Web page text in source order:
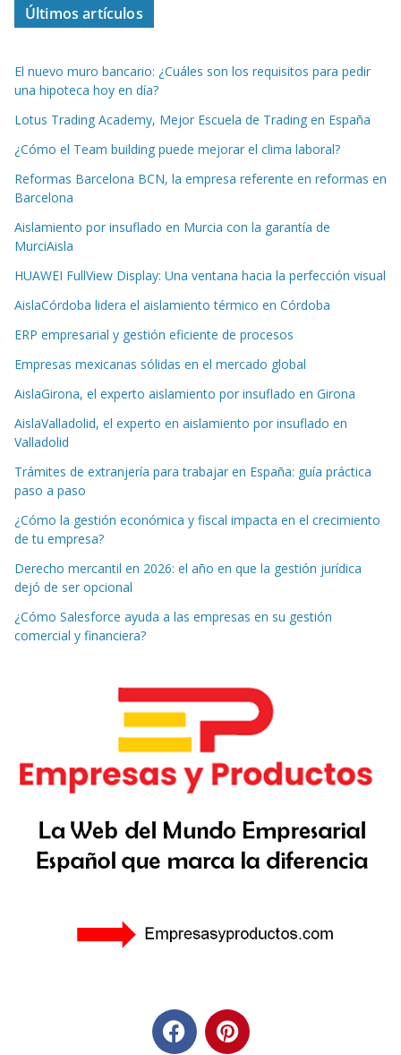
Últimos artículos
El nuevo muro bancario: ¿Cuáles son los requisitos para pedir
una hipoteca hoy en día?
Lotus Trading Academy, Mejor Escuela de Trading en España
¿Cómo el Team building puede mejorar el clima laboral?
Reformas Barcelona BCN, la empresa referente en reformas en
Barcelona
Aislamiento por insuflado en Murcia con la garantía de
MurciAisla
HUAWEI FullView Display: Una ventana hacia la perfección visual
AislaCórdoba lidera el aislamiento térmico en Córdoba
ERP empresarial y gestión eficiente de procesos
Empresas mexicanas sólidas en el mercado global
AislaGirona, el experto aislamiento por insuflado en Girona
AislaValladolid, el experto en aislamiento por insuflado en
Valladolid
Trámites de extranjería para trabajar en España: guía práctica
paso a paso
¿Cómo la gestión económica y fiscal impacta en el crecimiento
de tu empresa?
Derecho mercantil en 2026: el año en que la gestión jurídica
dejó de ser opcional
¿Cómo Salesforce ayuda a las empresas en su gestión
comercial y financiera?